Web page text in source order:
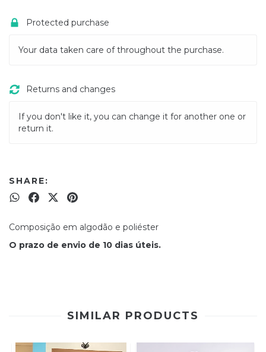
Protected purchase
Your data taken care of throughout the purchase.
Returns and changes
If you don't like it, you can change it for another one or
return it.
SHARE:
Composição em algodão e poliéster
O prazo de envio de 10 dias úteis.
SIMILAR PRODUCTS